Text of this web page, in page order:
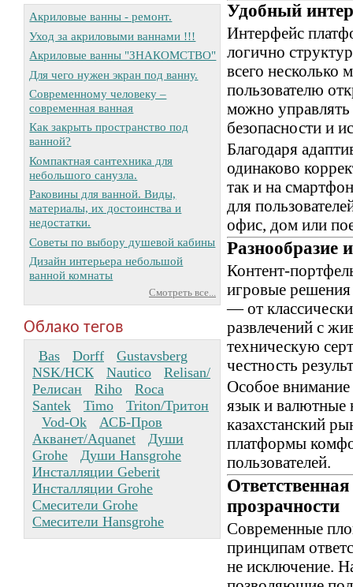
Акриловые ванны - ремонт.
Уход за акриловыми ваннами !!!
Акриловые ванны "ЗНАКОМСТВО"
Для чего нужен экран под ванну.
Современному человеку –
современная ванная
Как закрыть пространство под
ванной?
Компактная сантехника для
небольшого санузла.
Раковины для ванной. Виды,
материалы, их достоинства и
недостатки.
Советы по выбору душевой кабины
Дизайн интерьера небольшой
ванной комнаты
Смотреть все...
Облако тегов
Bas Dorff
Gustavsberg
NSK/НСК
Nautico
Relisan/
Релисан
Riho
Roca
Santek
Timo
Triton/Тритон
Vod-Ok
АСБ-Пров
Акванет/Aquanet
Души
Grohe
Души Hansgrohe
Инсталляции Geberit
Инсталляции Grohe
Смесители Grohe
Смесители Hansgrohe
Удобный
Интерфейс
логично
всего несколько
пользователю
можно
безопасности и
Благодаря
одинаково
так и на
для
офис, дом или
Разнообразие
Контент-
игровые
— от
развлечений с
техническую
честность
Особое внимание
язык и валютные
казахстанский
платформы
пользователей.
прозрачности
Современные
принципам
не исключение.